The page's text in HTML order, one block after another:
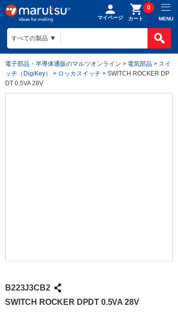
マイページ カート
0
MENU
電子部品・半導体通販のマルツオンライン > 電気部品 > スイ
ッチ（DigiKey）
> ロッカスイッチ > SWITCH ROCKER DP
DT 0.5VA 28V
B223J3CB2
SWITCH ROCKER DPDT 0.5VA 28V